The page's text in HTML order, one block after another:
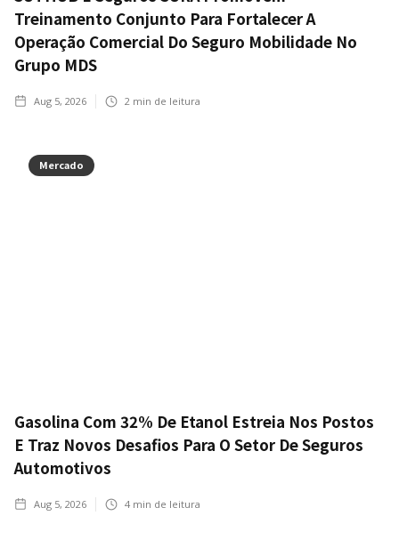
Treinamento Conjunto Para Fortalecer A
Operação Comercial Do Seguro Mobilidade No
Grupo MDS
Aug 5, 2026 2 min de leitura
Mercado
Gasolina Com 32% De Etanol Estreia Nos Postos
E Traz Novos Desafios Para O Setor De Seguros
Automotivos
Aug 5, 2026 4 min de leitura